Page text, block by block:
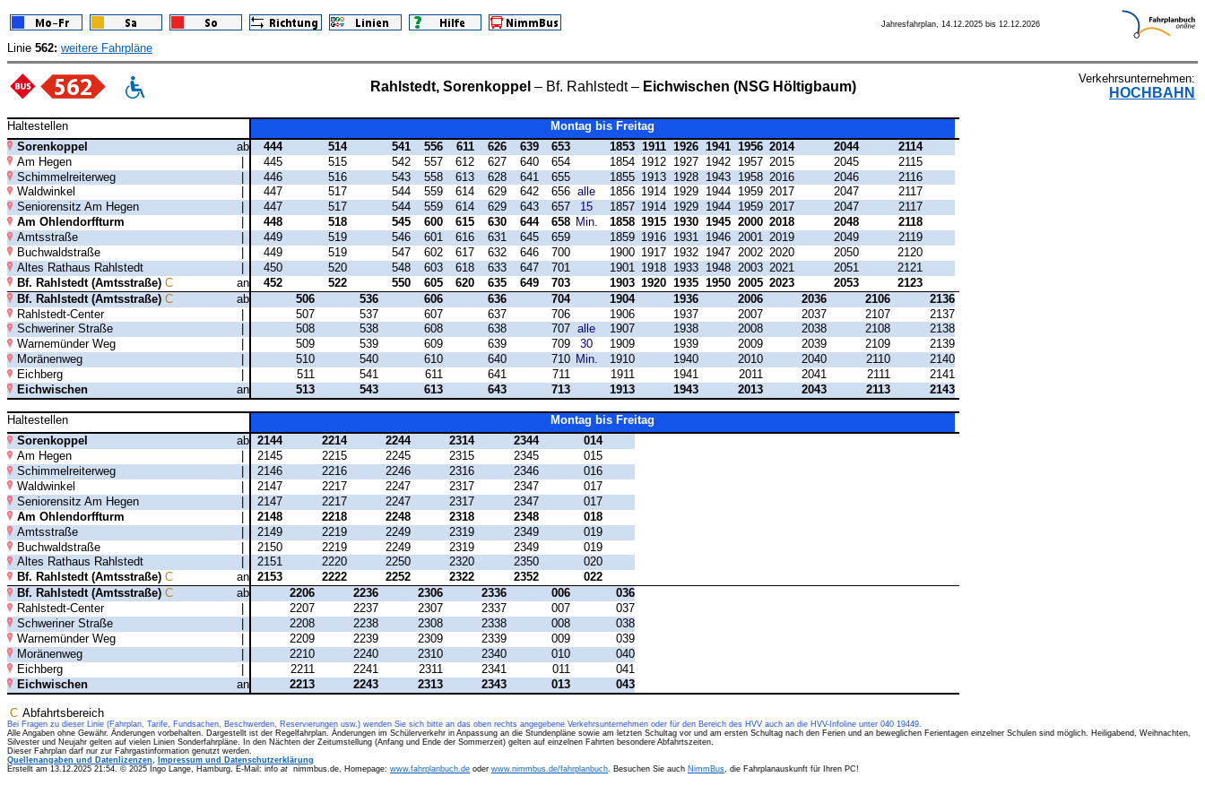
Jahresfahrplan, 14.12.2025 bis 12.12.2026
Linie 562: weitere Fahrpläne
Rahlstedt, Sorenkoppel – Bf. Rahlstedt – Eichwischen (NSG Höltigbaum)
Verkehrsunternehmen:
HOCHBAHN
Haltestellen
Montag bis Freitag
Sorenkoppel
ab 444 514 541 556 611 626 639 653 1853 1911 1926 1941 1956 2014 2044
2114
Am Hegen
| 445 515 542 557 612 627 640 654 1854 1912 1927 1942 1957 2015 2045
2115
Schimmelreiterweg
| 446 516 543 558 613 628 641 655 1855 1913 1928 1943 1958 2016 2046
2116
Waldwinkel
447 517 544 559 614 629 642 656 alle 1856 1914 1929 1944 1959 2017 2047
2117
Seniorensitz Am Hegen
447 517 544 559 614 629 643 657 15 1857 1914 1929 1944 1959 2017 2047
2117
Am Ohlendorffturm
448 518 545 600 615 630 644 658 Min. 1858 1915 1930 1945 2000 2018 2048
2118
Amtsstraße
449 519 546 601 616 631 645 659 1859 1916 1931 1946 2001 2019 2049
2119
Buchwaldstraße
449 519 547 602 617 632 646 700 1900 1917 1932 1947 2002 2020 2050
2120
Altes Rathaus Rahlstedt
450 520 548 603 618 633 647 701 1901 1918 1933 1948 2003 2021 2051
2121
Bf. Rahlstedt (Amtsstraße)C an 452 522 550 605 620 635 649 703 1903 1920 1935 1950 2005 2023 2053
2123
Bf. Rahlstedt (Amtsstraße)C ab 506 536 606 636 704 1904 1936 2006 2036 2106
2136
Rahlstedt-Center
| 507 537 607 637 706 1906 1937 2007 2037 2107
2137
Schweriner Straße
508 538 608 638 707 alle 1907 1938 2008 2038 2108
2138
Warnemünder Weg
509 539 609 639 709 30 1909 1939 2009 2039 2109
2139
Moränenweg
510 540 610 640 710 Min. 1910 1940 2010 2040 2110
2140
Eichberg
511 541 611 641 711 1911 1941 2011 2041 2111
2141
Eichwischen
an 513 543 613 643 713 1913 1943 2013 2043 2113 2143
Haltestellen
Montag bis Freitag
Sorenkoppel
ab 2144 2214 2244 2314 2344
014
Am Hegen
2145 2215 2245 2315 2345
015
Schimmelreiterweg
2146 2216 2246 2316 2346
016
Waldwinkel
2147 2217 2247 2317 2347
017
Seniorensitz Am Hegen
2147 2217 2247 2317 2347
017
Am Ohlendorffturm
2148 2218 2248 2318 2348
018
Amtsstraße
| 2149 2219 2249 2319 2349
019
Buchwaldstraße
| 2150 2219 2249 2319 2349
019
Altes Rathaus Rahlstedt
2151 2220 2250 2320 2350
020
Bf. Rahlstedt (Amtsstraße)C an 2153 2222 2252 2322 2352
022
Bf. Rahlstedt (Amtsstraße)C ab 2206 2236 2306 2336 006
036
Rahlstedt-Center
2207 2237 2307 2337 007
037
Schweriner Straße
2208 2238 2308 2338 008
038
Warnemünder Weg
2209 2239 2309 2339 009
039
Moränenweg
2210 2240 2310 2340 010
040
Eichberg
| 2211 2241 2311 2341 011
041
Eichwischen
an 2213 2243 2313 2343 013 043
C Abfahrtsbereich
Bei Fragen zu dieser Linie (Fahrplan, Tarife, Fundsachen, Beschwerden, Reservierungen usw.) wenden Sie sich bitte an das oben rechts angegebene Verkehrsunternehmen oder für den Bereich des HVV auch an die HVV-Infoline unter 040 19449.
Alle Angaben ohne Gewähr. Änderungen vorbehalten. Dargestellt ist der Regelfahrplan. Änderungen im Schülerverkehr in Anpassung an die Stundenpläne sowie am letzten Schultag vor und am ersten Schultag nach den Ferien und an beweglichen Ferientagen einzelner Schulen sind möglich. Heiligabend, Weihnachten,
Silvester und Neujahr gelten auf vielen Linien Sonderfahrpläne. In den Nächten der Zeitumstellung (Anfang und Ende der Sommerzeit) gelten auf einzelnen Fahrten besondere Abfahrtszeiten.
Dieser Fahrplan darf nur zur Fahrgastinformation genutzt werden.
Quellenangaben und Datenlizenzen
Impressum und Datenschutzerklärung
Erstellt am 13.12.2025 21:54. © 2025 Ingo Lange, Hamburg. E-Mail: info at nimmbus.de, Homepage: www.fahrplanbuch.de oder www.nimmbus.de/fahrplanbuch . Besuchen Sie auch NimmBus , die Fahrplanauskunft für Ihren PC!